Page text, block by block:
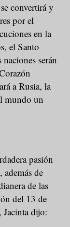
convertirá y
por el
en la
el Santo
serán
a Rusia, la
mundo un
pasión
de
de las
del 13 de
dijo: